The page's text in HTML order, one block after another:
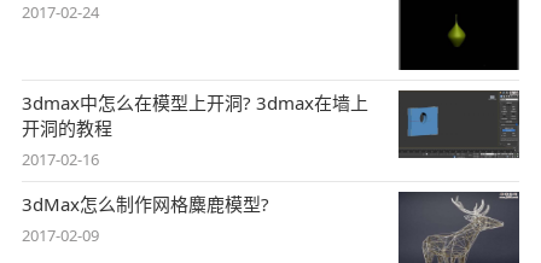
2017-02-24
3dmax中怎么在模型上开洞? 3dmax在墙上
开洞的教程
2017-02-16
3dMax怎么制作网格麋鹿模型?
2017-02-09